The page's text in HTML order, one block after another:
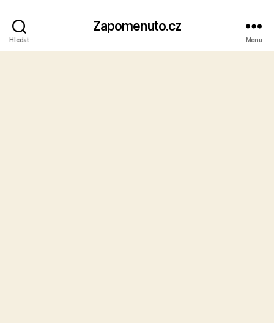
Hledat
Zapomenuto.cz
Menu